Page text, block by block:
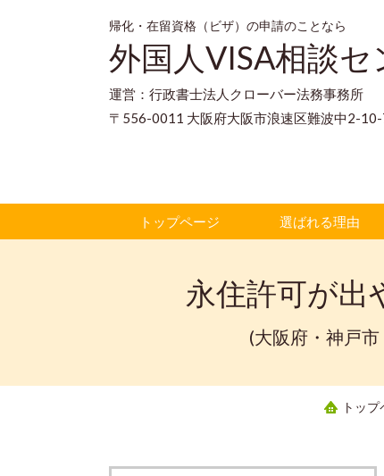
帰化・在留資格（ビザ）の申請のことなら
外国人VISA相談セ
運営：行政書士法人クローバー法務事務所
〒556-0011 大阪府大阪市浪速区難波中2-
トップページ 選ばれる理由
永住許可が出
(大阪府・神戸
トッ